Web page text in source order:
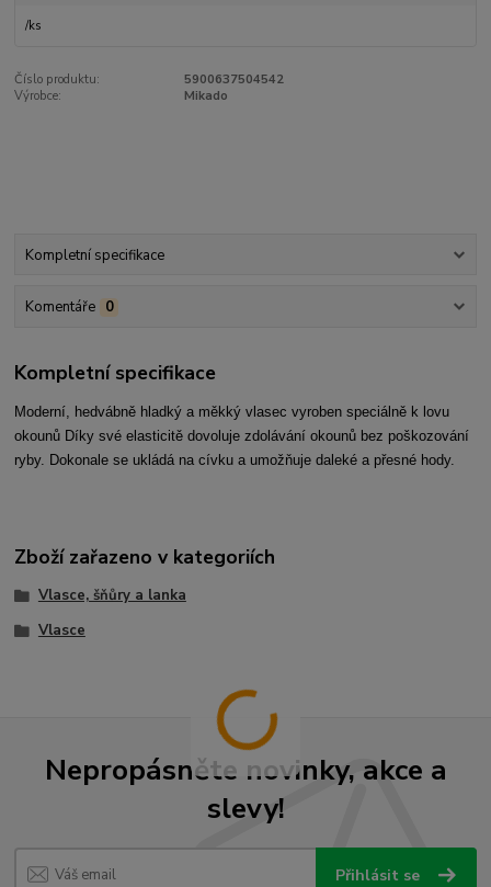
/ks
Číslo produktu:
5900637504542
Výrobce:
Mikado
Kompletní specifikace
Komentáře 0
Kompletní specifikace
Moderní, hedvábně hladký a měkký vlasec vyroben speciálně k lovu
okounů Díky své elasticitě dovoluje zdolávání okounů bez poškozování
ryby. Dokonale se ukládá na cívku a umožňuje daleké a přesné hody.
Zboží zařazeno v kategoriích
Vlasce, šňůry a lanka
Vlasce
Nepropásněte novinky, akce a
slevy!
Přihlásit se